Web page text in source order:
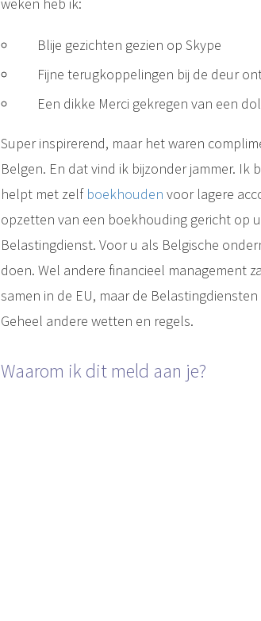
Blije gezichten gezien op Skype
Fijne terugkoppelingen bij de deur
Een dikke Merci gekregen van een
Super inspirerend, maar het waren
Belgen. En dat vind ik bijzonder jammer. Ik
helpt met zelf boekhouden voor lagere
opzetten van een boekhouding gericht op
Belastingdienst. Voor u als Belgische
doen. Wel andere financieel management
samen in de EU, maar de
Geheel andere wetten en regels.
Waarom ik dit meld aan je?